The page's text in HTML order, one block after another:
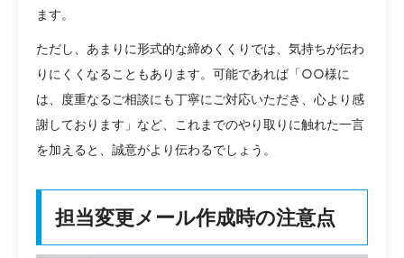
ます。
ただし、あまりに形式的な締めくくりでは、気持ちが伝わ
りにくくなることもあります。可能であれば「○○様に
は、度重なるご相談にも丁寧にご対応いただき、心より感
謝しております」など、これまでのやり取りに触れた一言
を加えると、誠意がより伝わるでしょう。
担当変更メール作成時の注意点